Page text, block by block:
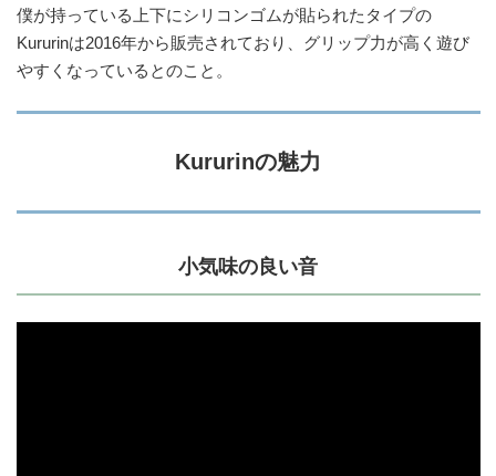
僕が持っている上下にシリコンゴムが貼られたタイプの
Kururinは2016年から販売されており、グリップ力が高く遊び
やすくなっているとのこと。
Kururinの魅力
小気味の良い音